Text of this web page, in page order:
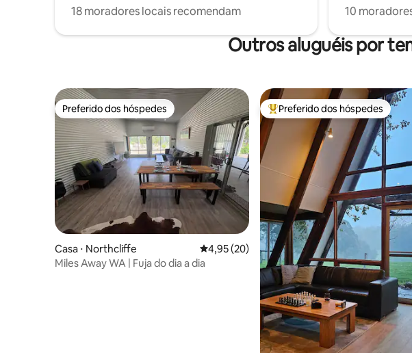
18 moradores locais recomendam
10
Outros aluguéis por
Preferido dos hóspedes
Preferido dos hóspedes
Casa ⋅ Northcliffe 4,95 de uma avaliação média de 5, 20
4,95 (20)
Miles Away WA | Fuja do dia a dia
Entre os melhores preferidos
Preferido dos hóspedes